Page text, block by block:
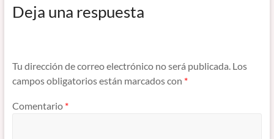
Deja una respuesta
Tu dirección de correo electrónico no será publicada. Los
campos obligatorios están marcados con *
Comentario *